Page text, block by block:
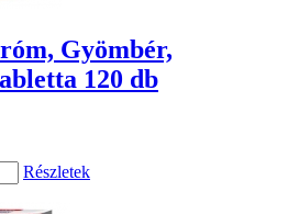
Gyömbér,
120 db
Részletek